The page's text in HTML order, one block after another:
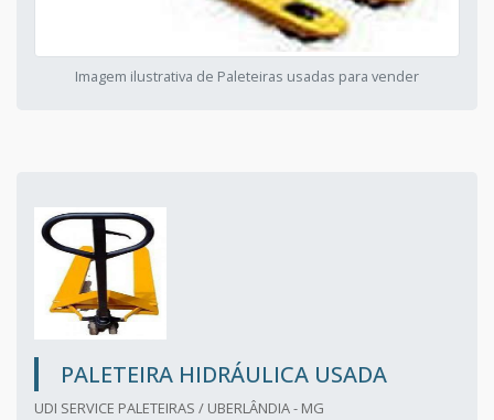
Imagem ilustrativa de Paleteiras usadas para vender
PALETEIRA HIDRÁULICA USADA
UDI SERVICE PALETEIRAS / UBERLÂNDIA - MG